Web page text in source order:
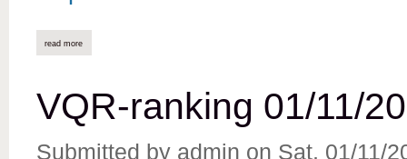
read more
VQR-ranking 01/11/
Submitted by admin on Sat, 01/11/